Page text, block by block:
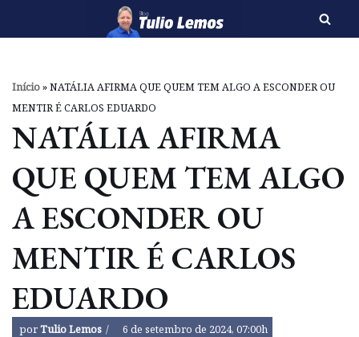
o
conteúdo
Início»NATÁLIA AFIRMA QUE QUEM TEM ALGO A ESCONDER OU
MENTIR É CARLOS EDUARDO
NATÁLIA AFIRMA
QUE QUEM TEM ALGO
A ESCONDER OU
MENTIR É CARLOS
EDUARDO
porTulio Lemos 6 de setembro de 2024, 07:00h